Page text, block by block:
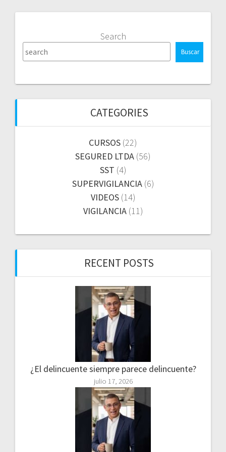
Search
Buscar
CATEGORIES
CURSOS (22)
SEGURED LTDA (56)
SST (4)
SUPERVIGILANCIA(6)
VIDEOS(14)
VIGILANCIA(11)
RECENT POSTS
¿El delincuente siempre parece delincuente?
julio 17, 2026